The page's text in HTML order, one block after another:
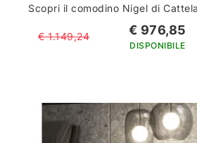
€ 1.149,24 € 976,85
DISPONIBILE